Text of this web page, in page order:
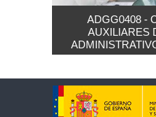
ADGG0408 -
AUXILIARES